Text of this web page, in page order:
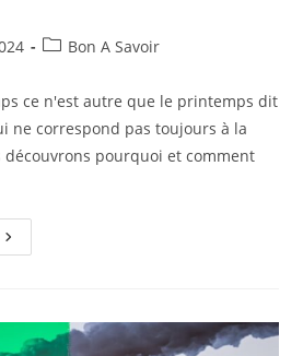
PostBon A Savoir
ce n'est autre que le printemps dit
ne correspond pas toujours à la
pourquoi et comment
Équinoxe
Mythes